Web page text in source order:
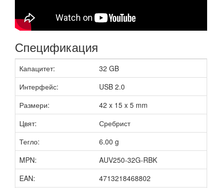
Спецификация
Капацитет:
32 GB
Интерфейс:
USB 2.0
Размери:
42 x 15 x 5 mm
Цвят:
Сребрист
Тегло:
6.00 g
MPN:
AUV250-32G-RBK
EAN:
4713218468802